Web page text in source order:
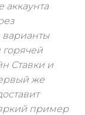
аккаунта
варианты
Ставки и
же
пример